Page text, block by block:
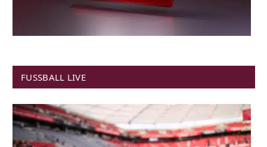
FUSSBALL LIVE